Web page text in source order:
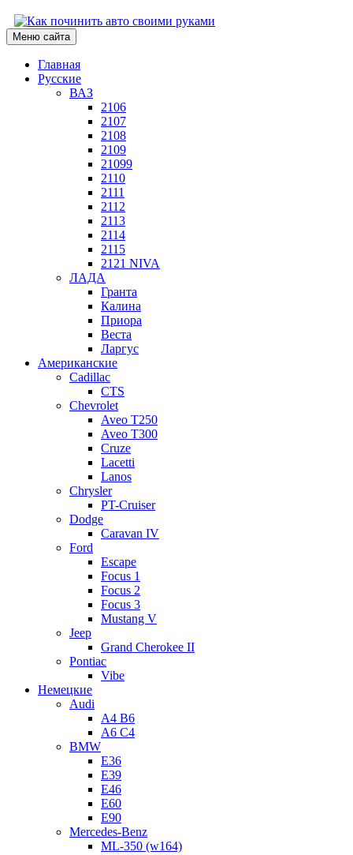
Меню сайта
Главная
Русские
ВАЗ
2106
2107
2108
2109
21099
2110
2111
2112
2113
2114
2115
2121 NIVA
ЛАДА
Гранта
Калина
Приора
Веста
Ларгус
Американские
Cadillac
CTS
Chevrolet
Aveo Т250
Aveo T300
Cruze
Lacetti
Lanos
Chrysler
PT-Cruiser
Dodge
Caravan IV
Ford
Escape
Focus 1
Focus 2
Focus 3
Mustang V
Jeep
Grand Cherokee II
Pontiac
Vibe
Немецкие
Audi
A4 B6
A6 C4
BMW
E36
E39
E46
E60
E90
Mercedes-Benz
ML-350 (w164)